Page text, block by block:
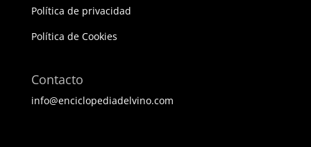
Política de privacidad
Política de Cookies
Contacto
info@enciclopediadelvino.com